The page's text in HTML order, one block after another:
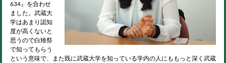
634』を合わせ
ました。武蔵大
学はあまり認知
度が高くないと
思うので白雉祭
で知ってもらう
という意味で、また既に武蔵大学を知っている学内の人にももっと深く武蔵